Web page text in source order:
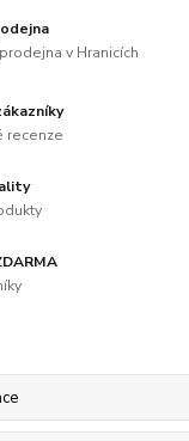
v Hranicích
recenze